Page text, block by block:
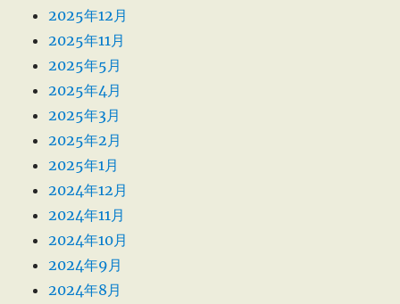
2025年12月
2025年11月
2025年5月
2025年4月
2025年3月
2025年2月
2025年1月
2024年12月
2024年11月
2024年10月
2024年9月
2024年8月